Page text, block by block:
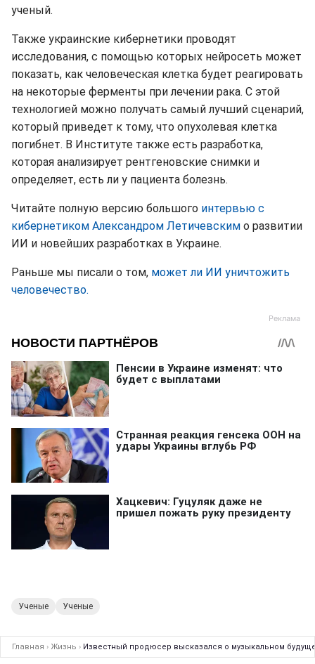
ученый.
Также украинские кибернетики проводят
исследования, с помощью которых нейросеть может
показать, как человеческая клетка будет реагировать
на некоторые ферменты при лечении рака. С этой
технологией можно получать самый лучший сценарий,
который приведет к тому, что опухолевая клетка
погибнет. В Институте также есть разработка,
которая анализирует рентгеновские снимки и
определяет, есть ли у пациента болезнь.
Читайте полную версию большого интервью с
кибернетиком Александром Летичевским о развитии
ИИ и новейших разработках в Украине.
Раньше мы писали о том, может ли ИИ уничтожить
человечество.
Ученые Ученые
Главная › Жизнь › Известный продюсер высказался о музыкальном